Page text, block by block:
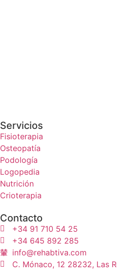
Servicios
Fisioterapia
Osteopatía
Podología
Logopedia
Nutrición
Crioterapia
Contacto
+34 91 710 54 25
+34 645 892 285
info@rehabtiva.com
C. Mónaco, 12 28232, Las